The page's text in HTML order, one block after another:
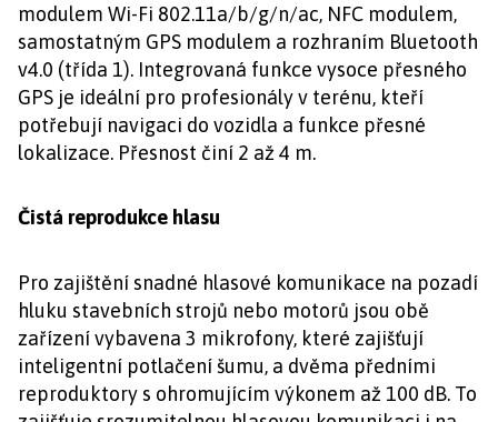
modulem Wi-Fi 802.11a/b/g/n/ac, NFC modulem,
samostatným GPS modulem a rozhraním Bluetooth
v4.0 (třída 1). Integrovaná funkce vysoce přesného
GPS je ideální pro profesionály v terénu, kteří
potřebují navigaci do vozidla a funkce přesné
lokalizace. Přesnost činí 2 až 4 m.
Čistá reprodukce hlasu
Pro zajištění snadné hlasové komunikace na pozadí
hluku stavebních strojů nebo motorů jsou obě
zařízení vybavena 3 mikrofony, které zajišťují
inteligentní potlačení šumu, a dvěma předními
reproduktory s ohromujícím výkonem až 100 dB. To